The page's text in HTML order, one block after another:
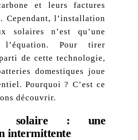
et leurs factures
Cependant, l’installation
solaires n’est qu’une
Pour tirer
de cette technologie,
domestiques joue
Pourquoi ? C’est ce
découvrir.
solaire : une
intermittente